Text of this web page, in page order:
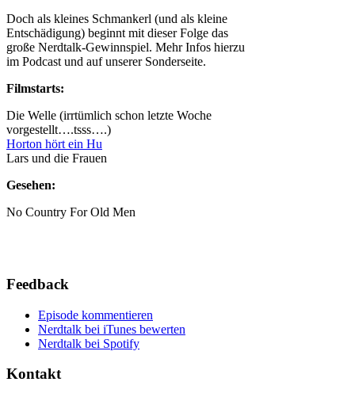
Doch als kleines Schmankerl (und als kleine
Entschädigung) beginnt mit dieser Folge das
große Nerdtalk-Gewinnspiel. Mehr Infos hierzu
im Podcast und auf unserer Sonderseite.
Filmstarts:
Die Welle (irrtümlich schon letzte Woche
vorgestellt….tsss….)
Horton hört ein Hu
Lars und die Frauen
Gesehen:
No Country For Old Men
Feedback
Episode kommentieren
Nerdtalk bei iTunes bewerten
Nerdtalk bei Spotify
Kontakt